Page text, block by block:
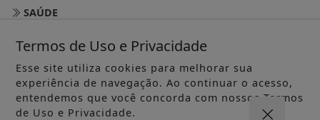
SAÚDE
NACIONAL
LAZER
EDITORIAL
Termos de Uso e Privacidade
Esse site utiliza cookies para melhorar sua
experiência de navegação. Ao continuar o acesso,
entendemos que você concorda com nossos Termos
de Uso e Privacidade.